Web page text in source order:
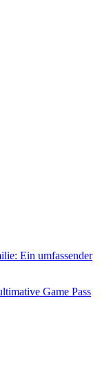
Ein umfassender
Game Pass